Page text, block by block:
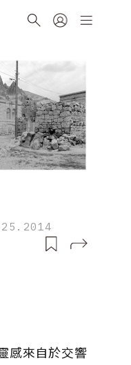
感來自於交響